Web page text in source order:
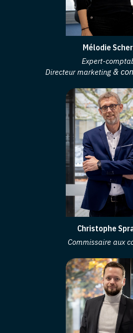
Mélodie
Expert-
Directeur marketing &
Christophe
Commissaire aux